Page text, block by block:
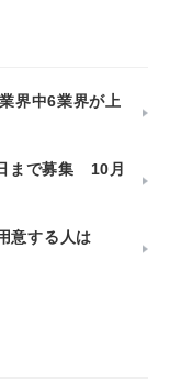
界中6業界が上
まで募集 10月
意する人は